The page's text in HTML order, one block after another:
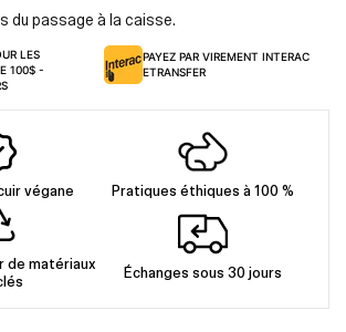
du passage à la caisse.
LES
100$ -
PAYEZ PAR VIREMENT INTERAC
ETRANSFER
végane Pratiques éthiques à 100 %
de matériaux
Échanges sous 30 jours